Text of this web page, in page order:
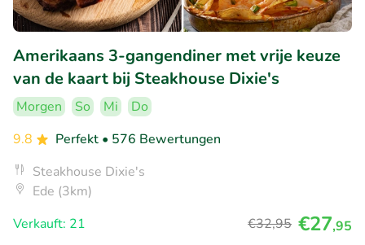
Amerikaans 3-gangendiner met vrije keuze
van de kaart bij Steakhouse Dixie's
Morgen So Mi
Do
9.8
Perfekt • 576 Bewertungen
Steakhouse Dixie's
Ede (3km)
Verkauft: 21
€32,95 €27,95